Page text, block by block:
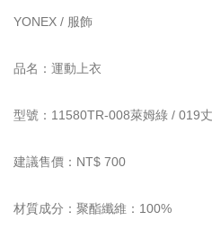
男上衣
男下著
兒童款
慢跑鞋
MIZUNO美津濃
兒童款 羽球鞋
羽球線
羽毛球
YONEX / 服飾
品名：運動上衣
型號：11580TR-008萊姆綠 / 019
建議售價：NT$ 700
材質成分：聚酯纖維：100%